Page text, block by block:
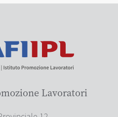
Lavoratori